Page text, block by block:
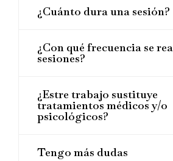
¿Cuánto dura una sesión?
¿Con qué frecuencia se
sesiones?
¿Estre trabajo sustituye
tratamientos médicos y/o
psicológicos?
Tengo más dudas